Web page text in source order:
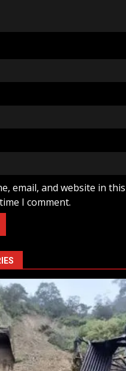
email, and website in
I comment.